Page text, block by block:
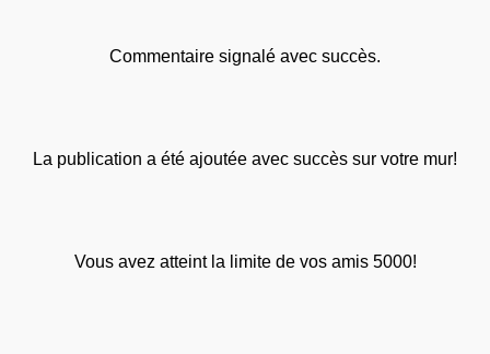
Commentaire signalé avec succès.
La publication a été ajoutée avec succès sur votre mur!
Vous avez atteint la limite de vos amis 5000!